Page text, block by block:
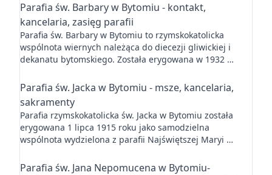
Parafia św. Barbary w Bytomiu - kontakt,
kancelaria, zasięg parafii
Parafia św. Barbary w Bytomiu to rzymskokatolicka
wspólnota wiernych należąca do diecezji gliwickiej i
dekanatu bytomskiego. Została erygowana w 1932 …
Parafia św. Jacka w Bytomiu - msze, kancelaria,
sakramenty
Parafia rzymskokatolicka św. Jacka w Bytomiu została
erygowana 1 lipca 1915 roku jako samodzielna
wspólnota wydzielona z parafii Najświętszej Maryi …
Parafia św. Jana Nepomucena w Bytomiu-